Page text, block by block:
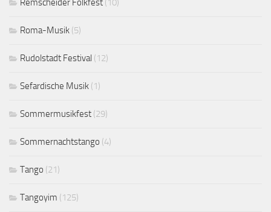
Remscheider Folkfest (10)
Roma-Musik (5)
Rudolstadt Festival (12)
Sefardische Musik (1)
Sommermusikfest (29)
Sommernachtstango (4)
Tango (21)
Tangoyim (125)